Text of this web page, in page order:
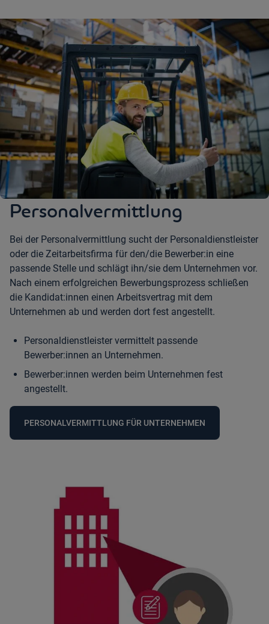
Personalvermittlung
Bei der Personalvermittlung sucht der Personaldienstleister
oder die Zeitarbeitsfirma für den/die Bewerber:in eine
passende Stelle und schlägt ihn/sie dem Unternehmen vor.
Nach einem erfolgreichen Bewerbungsprozess schließen
die Kandidat:innen einen Arbeitsvertrag mit dem
Unternehmen ab und werden dort fest angestellt.
Personaldienstleister vermittelt passende
Bewerber:innen an Unternehmen.
Bewerber:innen werden beim Unternehmen fest
angestellt.
PERSONALVERMITTLUNG FÜR UNTERNEHMEN